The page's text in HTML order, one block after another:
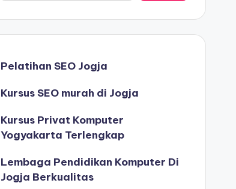
Pelatihan SEO Jogja
Kursus SEO murah di Jogja
Kursus Privat Komputer
Yogyakarta Terlengkap
Lembaga Pendidikan Komputer Di
Jogja Berkualitas